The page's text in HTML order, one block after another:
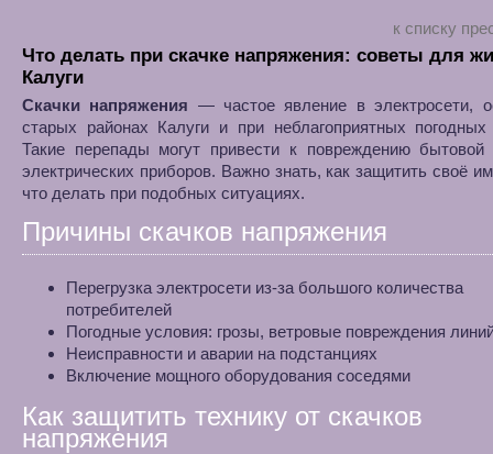
к списку
Что делать при скачке напряжения: советы для
Калуги
Скачки напряжения — частое явление в электросети,
старых районах Калуги и при неблагоприятных погодных
Такие перепады могут привести к повреждению бытовой
электрических приборов. Важно знать, как защитить своё
что делать при подобных ситуациях.
Причины скачков напряжения
Перегрузка электросети из-за большого количества
потребителей
Погодные условия: грозы, ветровые повреждения
Неисправности и аварии на подстанциях
Включение мощного оборудования соседями
Как защитить технику от скачков
напряжения